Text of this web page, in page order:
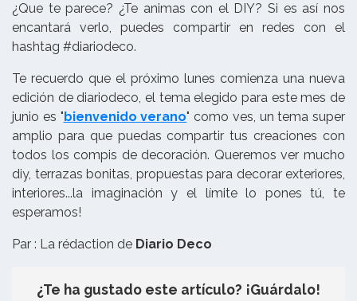
¿Que te parece? ¿Te animas con el DIY? Si es así nos
encantará verlo, puedes compartir en redes con el
hashtag #diariodeco.
Te recuerdo que el próximo lunes comienza una nueva
edición de diariodeco, el tema elegido para este mes de
junio es "bienvenido verano" como ves, un tema super
amplio para que puedas compartir tus creaciones con
todos los compis de decoración. Queremos ver mucho
diy, terrazas bonitas, propuestas para decorar exteriores,
interiores...la imaginación y el límite lo pones tú, te
esperamos!
Par : La rédaction de Diario Deco
¿Te ha gustado este artículo? ¡Guárdalo!